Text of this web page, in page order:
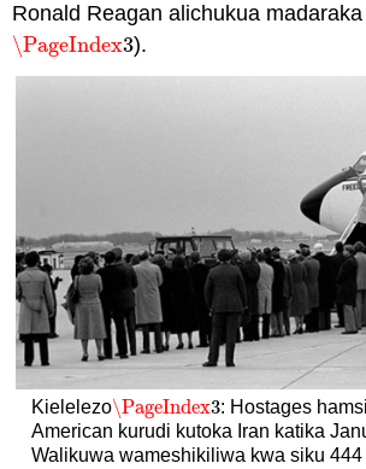
Ronald Reagan alichukua
\PageIndex3
\PageIndex3).
Kielelezo\PageIndex3
\PageIndex3: Hostages
American kurudi kutoka Iran katika
Walikuwa wameshikiliwa kwa siku 444